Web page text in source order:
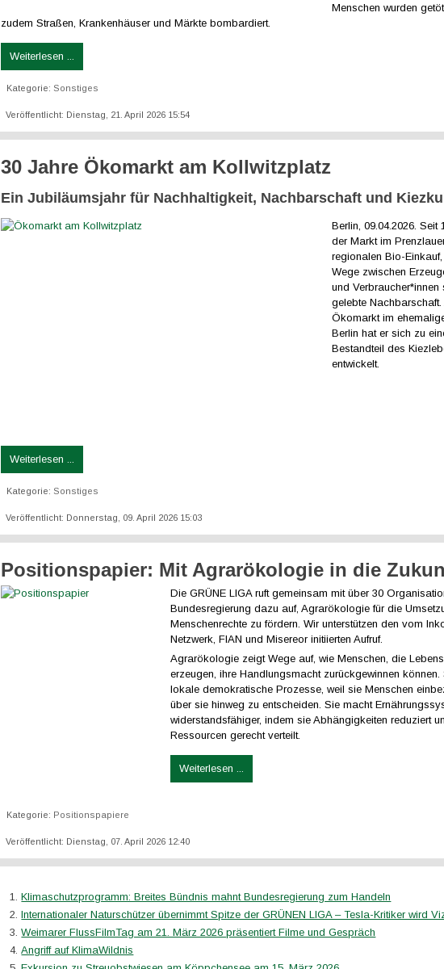
Menschen wurden
zudem Straßen, Krankenhäuser und Märkte bombardiert.
Weiterlesen ...
Kategorie:Sonstiges
Veröffentlicht: Dienstag, 21. April 2026 15:54
30 Jahre Ökomarkt am Kollwitzplatz
Ein Jubiläumsjahr für Nachhaltigkeit, Nachbarschaft und
Berlin, 09.04.2026. Seit
der Markt im
regionalen Bio-
Wege zwischen
und Verbraucher*innen
gelebte Nachbarschaft.
Ökomarkt im
Berlin hat er sich zu
Bestandteil des
entwickelt.
Weiterlesen ...
Kategorie:Sonstiges
Veröffentlicht: Donnerstag, 09. April 2026 15:03
Positionspapier: Mit Agrarökologie in die
Die GRÜNE LIGA ruft gemeinsam mit über 30
Bundesregierung dazu auf, Agrarökologie für die
Menschenrechte zu fördern. Wir unterstützen den vom
Netzwerk, FIAN und Misereor initiierten Aufruf.
Agrarökologie zeigt Wege auf, wie Menschen, die
erzeugen, ihre Handlungsmacht zurückgewinnen können.
lokale demokratische Prozesse, weil sie Menschen
über sie hinweg zu entscheiden. Sie macht
widerstandsfähiger, indem sie Abhängigkeiten reduziert
Ressourcen gerecht verteilt.
Weiterlesen ...
Kategorie: Positionspapiere
Veröffentlicht: Dienstag, 07. April 2026 12:40
Klimaschutzprogramm: Breites Bündnis mahnt Bundesregierung zum Handeln
Internationaler Naturschützer übernimmt Spitze der GRÜNEN LIGA – Tesla-Kritiker wird
Weimarer FlussFilmTag am 21. März 2026 präsentiert Filme und Gespräch
Angriff auf KlimaWildnis